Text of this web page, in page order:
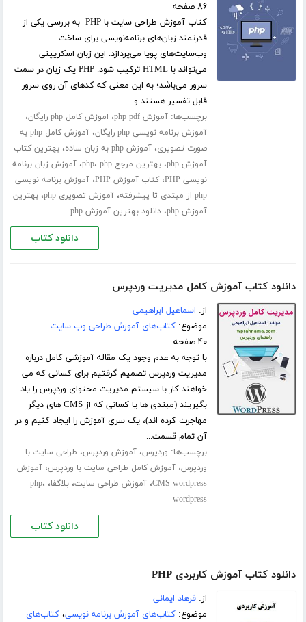
۸۶ صفحه
کتاب آموزش طراحی سایت با PHP به بررسی یکی از
قدرتمند زبان‌های برنامه‌نویسی برای ساخت
وب‌سایت‌های پویا می‌پردازد. این زبان اسکریپتی
می‌تواند با HTML ترکیب شود. PHP یک زبان در سمت
سرور می‌باشد؛ به این معنی که کدهای آن روی سرور
قابل تفسیر هستند و...
برچسب‌ها:آموزش php pdf ، اموزش کامل php رایگان ،
آموزش برنامه نویسی php رایگان ،
آموزش کامل php به
صورت تصویری،آموزش php به زبان ساده ،بهترین کتاب
آموزش php
،بهترین مرجع php ، php ،آموزش زبان برنامه
نویسی PHP
،کتاب آموزش PHP ،آموزش برنامه نویسی
php از مبتدی تا پیشرفته
،آموزش تصویری php ،بهترین
آموزش php
،دانلود بهترین آموزش php
دانلود کتاب
دانلود کتاب آموزش کامل مدیریت وردپرس
از: اسماعیل ابراهیمی
موضوع:کتاب‌های آموزش طراحی وب سایت
۴۰ صفحه
با توجه به عدم وجود یک مقاله آموزشی کامل درباره
مدیریت وردپرس تصمیم گرفتیم برای کسانی که می
خواهند کار با سیستم مدیریت محتوای وردپرس را یاد
بگیریند (مبتدی ها یا کسانی که از CMS های دیگر
مهاجرت کرده اند)، یک سری آموزش را ایجاد کنیم و در
آن تمام قسمت...
برچسب‌ها: وردپرس،آموزش وردپرس، طراحی سایت با
وردپرس،آموزش کامل طراحی سایت با وردپرس،آموزش
CMS wordpress،آموزش طراحی سایت،بلاگفا، php،
wordpress
دانلود کتاب
دانلود کتاب آموزش کاربردی PHP
از:فرهاد ایمانی
موضوع:کتاب‌های آموزش برنامه نویسی،کتاب‌های